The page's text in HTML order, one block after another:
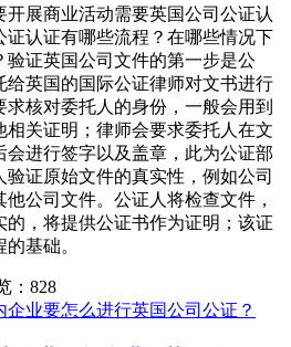
开展商业活动需要英国公司公证认
证认证有哪些流程？在哪些情况下
验证英国公司文件的第一步是公
给英国的国际公证律师对文书进行
核对委托人的身份，一般会用到
相关证明；律师会要求委托人在文
会进行签字以及盖章，此为公证部
证原始文件的真实性，例如公司
公司文件。公证人将检查文件，
的，将提供公证书作为证明；该证
基础。
：828